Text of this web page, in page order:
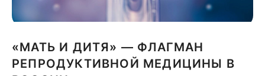
«МАТЬ И ДИТЯ» — ФЛАГМАН
РЕПРОДУКТИВНОЙ МЕДИЦИНЫ В